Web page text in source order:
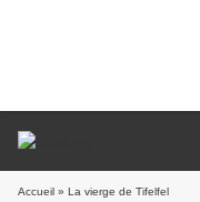
Accueil » La vierge de Tifelfel